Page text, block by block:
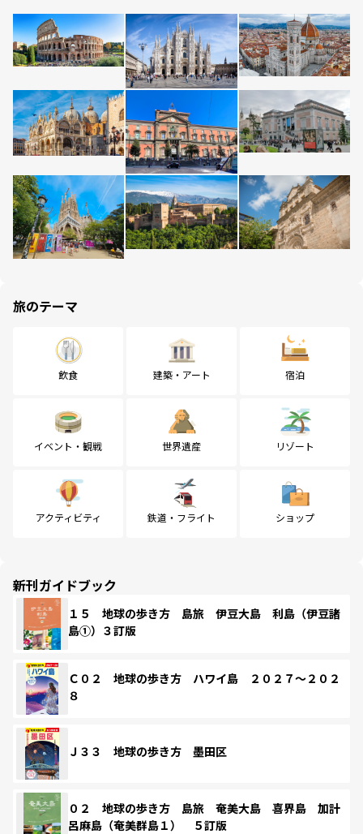
旅のテーマ
飲食 建築・アート 宿泊
イベント・観戦 世界遺産 リゾート
アクティビティ 鉄道・フライト ショップ
新刊ガイドブック
１５ 地球の歩き方 島旅 伊豆大島 利島（伊豆諸
島①）３訂版
Ｃ０２ 地球の歩き方 ハワイ島 ２０２７～２０２
８
Ｊ３３ 地球の歩き方 墨田区
０２ 地球の歩き方 島旅 奄美大島 喜界島 加計
呂麻島（奄美群島１） ５訂版